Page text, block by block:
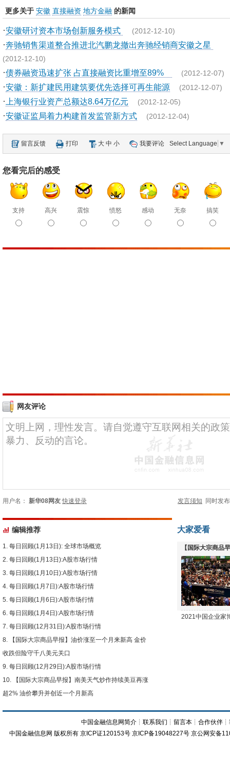
更多关于 安徽 直接融资 地方金融 的新闻
·安徽研讨资本市场创新服务模式 (2012-12-10)
·奔驰销售渠道整合推进北汽鹏龙撤出奔驰经销商安徽之星
(2012-12-10)
·债券融资迅速扩张 占直接融资比重增至89% (2012-12-07)
·安徽：新扩建民用建筑要优先选择可再生能源 (2012-12-07)
· 上海银行业资产总额达8.64万亿元 (2012-12-05)
·安徽证监局着力构建首发监管新方式 (2012-12-04)
留言反馈 打印 大 中 小 我要评论 Select Language ▼
您看完后的感受
支持 高兴 震惊 愤怒 感动 无奈 搞笑
网友评论
用户名： 新华08网友 快速登录 发言须知 同时发
编辑推荐
每日回顾(1月13日): 全球市场概览
每日回顾(1月13日):A股市场行情
每日回顾(1月10日):A股市场行情
每日回顾(1月7日):A股市场行情
每日回顾(1月6日):A股市场行情
每日回顾(1月4日):A股市场行情
每日回顾(12月31日):A股市场行情
【国际大宗商品早报】油价涨至一个月来新高 金价
收跌但险守千八美元关口
每日回顾(12月29日):A股市场行情
【国际大宗商品早报】南美天气炒作持续美豆再涨
超2% 油价攀升并创近一个月新高
大家爱看
【国际大宗商品
下跌
2021中国企业家
中国金融信息网简介 ┊联系我们 ┊ 留言本 ┊合作伙伴 ┊
中国金融信息网 版权所有 京ICP证120153号 京ICP备19048227号 京公网安备